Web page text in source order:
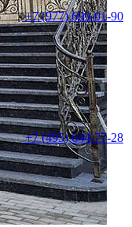
+7 (977) 699-01-90
+7 (495) 644-77-28